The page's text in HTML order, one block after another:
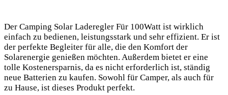
Der Camping Solar Laderegler Für 100Watt ist wirklich
einfach zu bedienen, leistungsstark und ​sehr effizient. Er ist
‌der perfekte Begleiter für alle, die den Komfort der
Solarenergie genießen möchten.‌ Außerdem bietet er eine
tolle Kostenersparnis, da es nicht erforderlich ist, ‍ständig
neue Batterien zu kaufen. Sowohl für Camper, als auch für
zu Hause, ist dieses Produkt perfekt.